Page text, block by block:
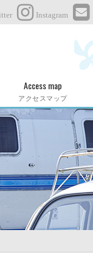
Instagram
Access map
アクセスマップ